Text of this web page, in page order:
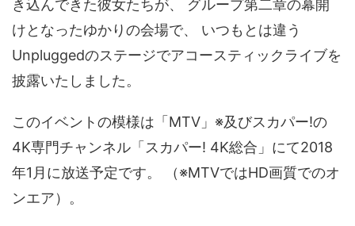
き込んできた彼女たちが、 グループ第二章の幕開
けとなったゆかりの会場で、 いつもとは違う
Unpluggedのステージでアコースティックライブを
披露いたしました。
このイベントの模様は「MTV」※及びスカパー!の
4K専門チャンネル「スカパー! 4K総合」にて2018
年1月に放送予定です。 （※MTVではHD画質でのオ
ンエア）。